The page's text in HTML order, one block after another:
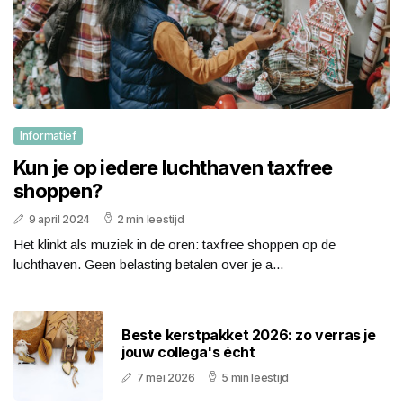
Informatief
Kun je op iedere luchthaven taxfree
shoppen?
9 april 2024 2 min leestijd
Het klinkt als muziek in de oren: taxfree shoppen op de
luchthaven. Geen belasting betalen over je a...
Beste kerstpakket 2026: zo verras je
jouw collega's écht
7 mei 2026 5 min leestijd